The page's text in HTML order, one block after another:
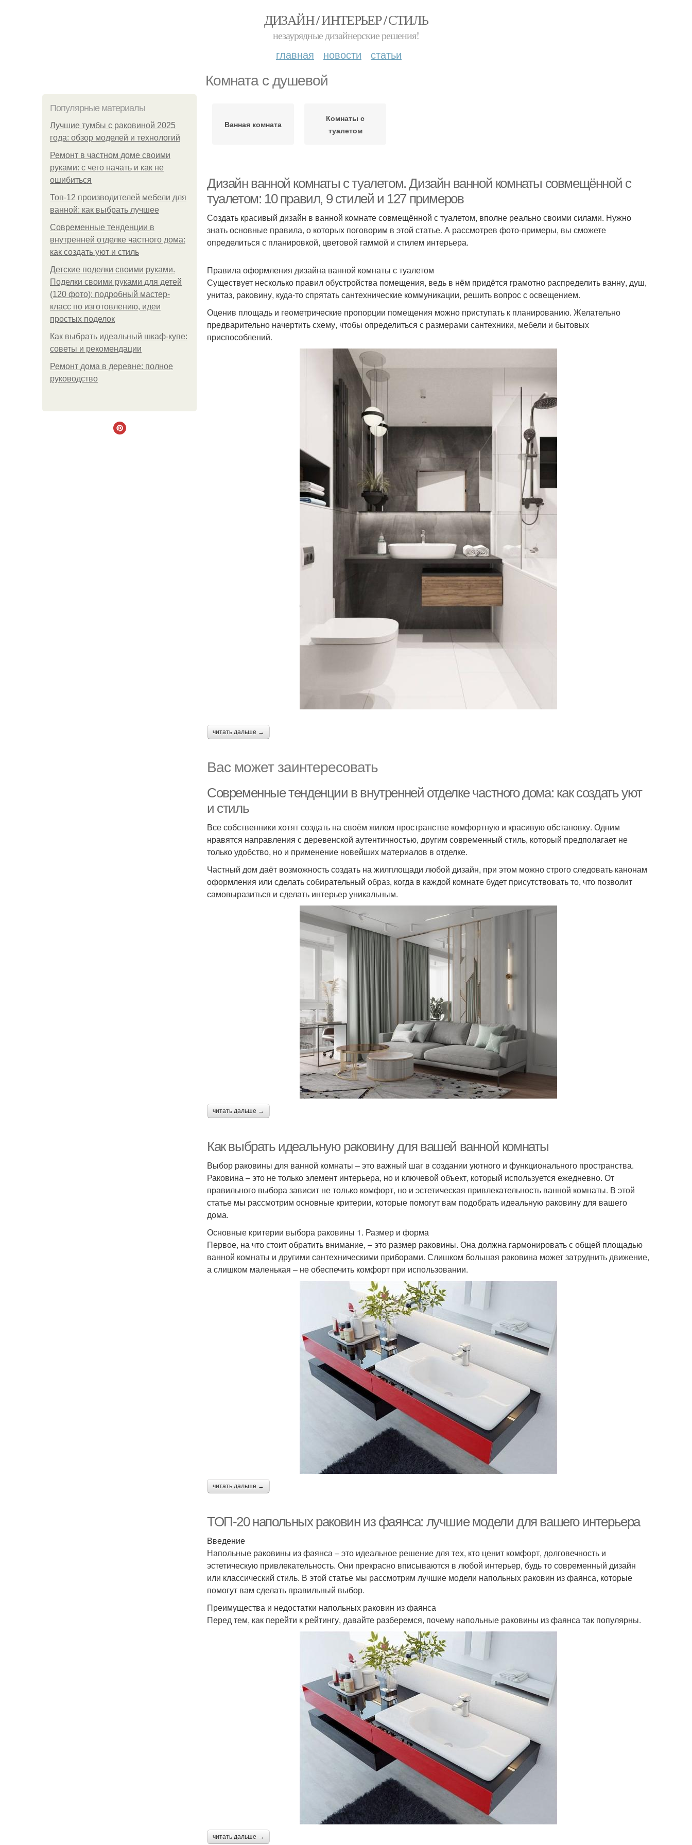
ДИЗАЙН / ИНТЕРЬЕР / СТИЛЬ
незаурядные дизайнерские решения!
главная новости статьи
Комната с душевой
Популярные материалы
Лучшие тумбы с раковиной 2025
года: обзор моделей и технологий
Ремонт в частном доме своими
руками: с чего начать и как не
ошибиться
Топ-12 производителей мебели для
ванной: как выбрать лучшее
Современные тенденции в
внутренней отделке частного дома:
как создать уют и стиль
Детские поделки своими руками.
Поделки своими руками для детей
(120 фото): подробный мастер-
класс по изготовлению, идеи
простых поделок
Как выбрать идеальный шкаф-купе:
советы и рекомендации
Ремонт дома в деревне: полное
руководство
Ванная комната
Комнаты с
туалетом
Дизайн ванной комнаты с туалетом. Дизайн ванной комнаты совмещённой с
туалетом: 10 правил, 9 стилей и 127 примеров
Создать красивый дизайн в ванной комнате совмещённой с туалетом, вполне реально своими силами. Нужно
знать основные правила, о которых поговорим в этой статье. А рассмотрев фото-примеры, вы сможете
определиться с планировкой, цветовой гаммой и стилем интерьера.
Правила оформления дизайна ванной комнаты с туалетом
Существует несколько правил обустройства помещения, ведь в нём придётся грамотно распределить ванну, душ,
унитаз, раковину, куда-то спрятать сантехнические коммуникации, решить вопрос с освещением.
Оценив площадь и геометрические пропорции помещения можно приступать к планированию. Желательно
предварительно начертить схему, чтобы определиться с размерами сантехники, мебели и бытовых
приспособлений.
читать дальше →
Вас может заинтересовать
Современные тенденции в внутренней отделке частного дома: как создать уют
и стиль
Все собственники хотят создать на своём жилом пространстве комфортную и красивую обстановку. Одним
нравятся направления с деревенской аутентичностью, другим современный стиль, который предполагает не
только удобство, но и применение новейших материалов в отделке.
Частный дом даёт возможность создать на жилплощади любой дизайн, при этом можно строго следовать канонам
оформления или сделать собирательный образ, когда в каждой комнате будет присутствовать то, что позволит
самовыразиться и сделать интерьер уникальным.
читать дальше →
Как выбрать идеальную раковину для вашей ванной комнаты
Выбор раковины для ванной комнаты – это важный шаг в создании уютного и функционального пространства.
Раковина – это не только элемент интерьера, но и ключевой объект, который используется ежедневно. От
правильного выбора зависит не только комфорт, но и эстетическая привлекательность ванной комнаты. В этой
статье мы рассмотрим основные критерии, которые помогут вам подобрать идеальную раковину для вашего
дома.
Основные критерии выбора раковины 1. Размер и форма
Первое, на что стоит обратить внимание, – это размер раковины. Она должна гармонировать с общей площадью
ванной комнаты и другими сантехническими приборами. Слишком большая раковина может затруднить движение,
а слишком маленькая – не обеспечить комфорт при использовании.
читать дальше →
ТОП-20 напольных раковин из фаянса: лучшие модели для вашего интерьера
Введение
Напольные раковины из фаянса – это идеальное решение для тех, кто ценит комфорт, долговечность и
эстетическую привлекательность. Они прекрасно вписываются в любой интерьер, будь то современный дизайн
или классический стиль. В этой статье мы рассмотрим лучшие модели напольных раковин из фаянса, которые
помогут вам сделать правильный выбор.
Преимущества и недостатки напольных раковин из фаянса
Перед тем, как перейти к рейтингу, давайте разберемся, почему напольные раковины из фаянса так популярны.
читать дальше →